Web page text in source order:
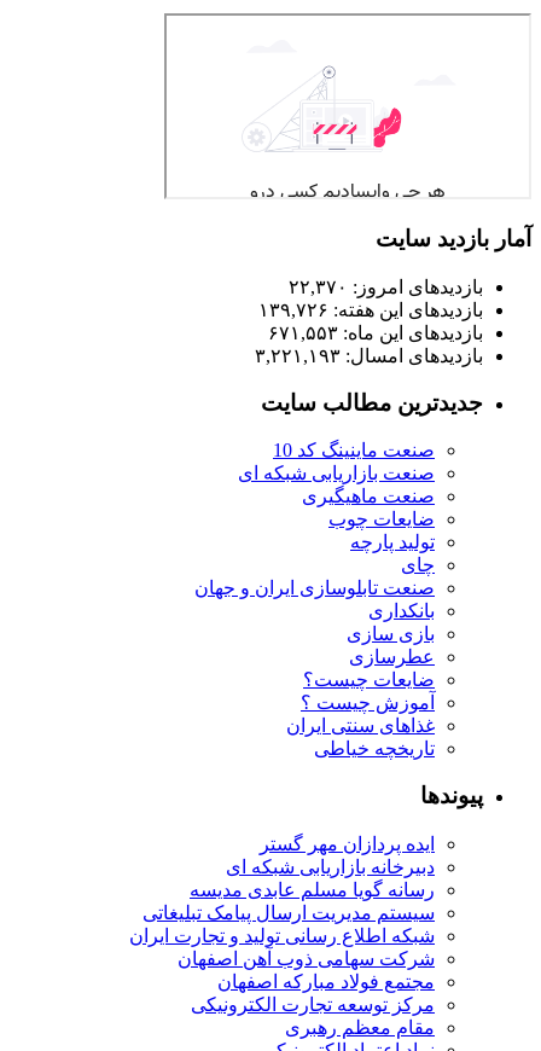
آمار بازدید سایت
بازدیدهای امروز: ۲۲,۳۷۰
بازدیدهای این هفته: ۱۳۹,۷۲۶
بازدیدهای این ماه: ۶۷۱,۵۵۳
بازدیدهای امسال: ۳,۲۲۱,۱۹۳
جدیدترین مطالب سایت
صنعت ماینینگ کد 10
صنعت بازاریابی شبکه ای
صنعت ماهیگیری
ضایعات چوب
تولید پارچه
چای
صنعت تابلوسازی ایران و جهان
بانکداری
بازی سازی
عطرسازی
ضایعات چیست؟
آموزش چیست ؟
غذاهای سنتی ایران
تاریخچه خیاطی
پیوندها
ایده پردازان مهر گستر
دبیرخانه بازاریابی شبکه ای
رسانه گویا مسلم عابدی مدیسه
سیستم مدیریت ارسال پیامک تبلیغاتی
شبکه اطلاع رسانی تولید و تجارت ایران
شرکت سهامی ذوب آهن اصفهان
مجتمع فولاد مبارکه اصفهان
مرکز توسعه تجارت الکترونیکی
مقام معظم رهبری